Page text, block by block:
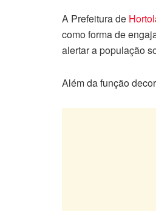
A Prefeitura de
como forma de
alertar a população
Além da função